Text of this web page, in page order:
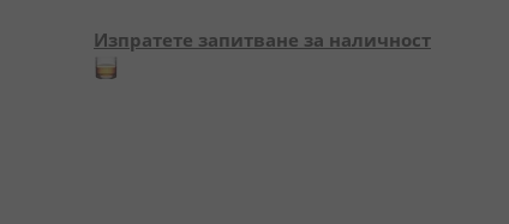
Изпратете запитване за наличност